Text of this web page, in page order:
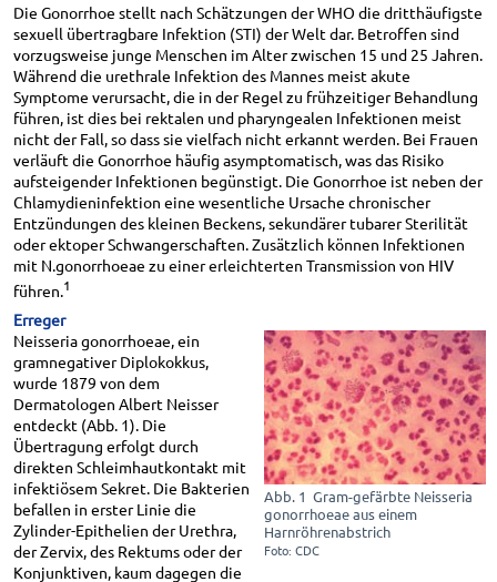
Die Gonorrhoe stellt nach Schätzungen der WHO die dritthäufigste
sexuell übertragbare Infektion (STI) der Welt dar. Betroffen sind
vorzugsweise junge Menschen im Alter zwischen 15 und 25 Jahren.
Während die urethrale Infektion des Mannes meist akute
Symptome verursacht, die in der Regel zu frühzeitiger Behandlung
führen, ist dies bei rektalen und pharyngealen Infektionen meist
nicht der Fall, so dass sie vielfach nicht erkannt werden. Bei Frauen
verläuft die Gonorrhoe häufig asymptomatisch, was das Risiko
aufsteigender Infektionen begünstigt. Die Gonorrhoe ist neben der
Chlamydieninfektion eine wesentliche Ursache chronischer
Entzündungen des kleinen Beckens, sekundärer tubarer Sterilität
oder ektoper Schwangerschaften. Zusätzlich können Infektionen
mit N.gonorrhoeae zu einer erleichterten Transmission von HIV
führen. 1
Erreger
Abb. 1 Gram-gefärbte Neisseria
gonorrhoeae aus einem
Harnröhrenabstrich
Foto: CDC
Neisseria gonorrhoeae, ein
gramnegativer Diplokokkus,
wurde 1879 von dem
Dermatologen Albert Neisser
entdeckt (Abb. 1). Die
Übertragung erfolgt durch
direkten Schleimhautkontakt mit
infektiösem Sekret. Die Bakterien
befallen in erster Linie die
Zylinder-Epithelien der Urethra,
der Zervix, des Rektums oder der
Konjunktiven, kaum dagegen die